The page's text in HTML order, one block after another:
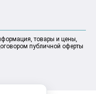
товары и цены,
публичной оферты